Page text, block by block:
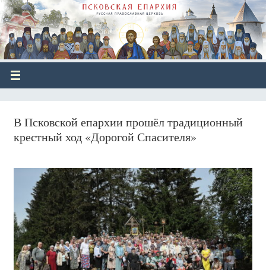
В Псковской епархии прошёл традиционный
крестный ход «Дорогой Спасителя»